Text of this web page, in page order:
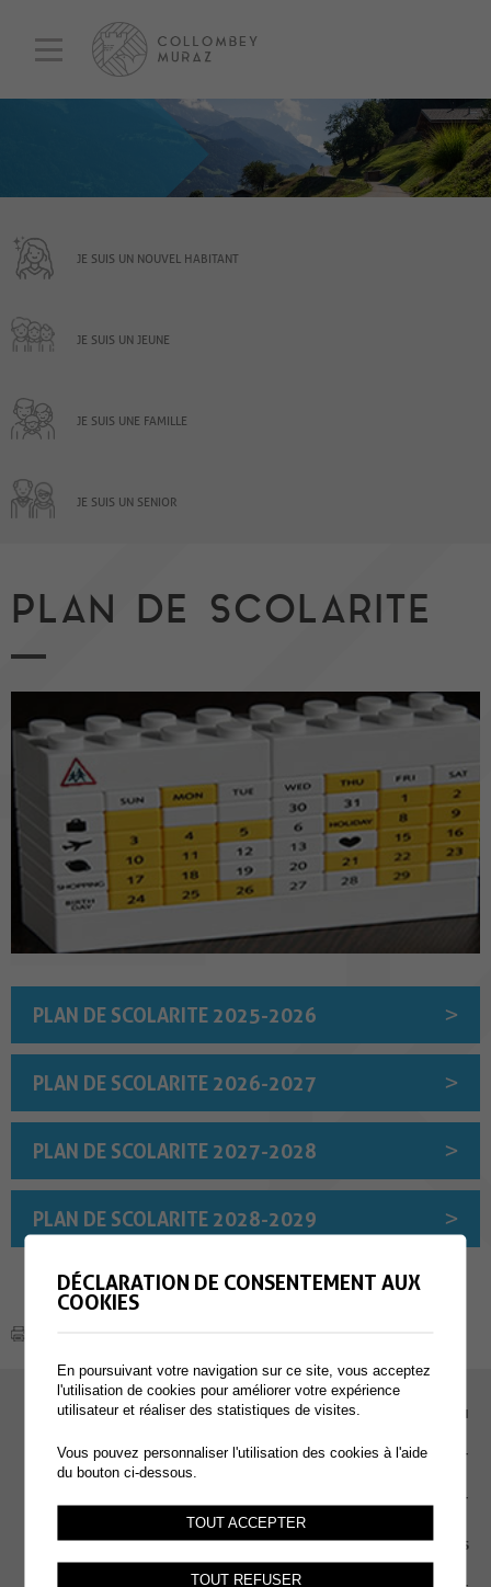
JE SUIS UN NOUVEL HABITANT
JE SUIS UN JEUNE
JE SUIS UNE FAMILLE
JE SUIS UN SENIOR
PLAN DE SCOLARITE
PLAN DE SCOLARITE 2025-2026
PLAN DE SCOLARITE 2026-2027
PLAN DE SCOLARITE 2027-2028
PLAN DE SCOLARITE 2028-2029
EMPLOI
CONTACT
EXTRANET
MENTIONS LÉGALES
DÉCLARATION DE CONSENTEMENT AUX
COOKIES
En poursuivant votre navigation sur ce site, vous acceptez
l'utilisation de cookies pour améliorer votre expérience
utilisateur et réaliser des statistiques de visites.
Vous pouvez personnaliser l'utilisation des cookies à l'aide
du bouton ci-dessous.
TOUT ACCEPTER
TOUT REFUSER